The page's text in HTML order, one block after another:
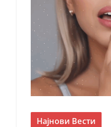
Најнови Вести